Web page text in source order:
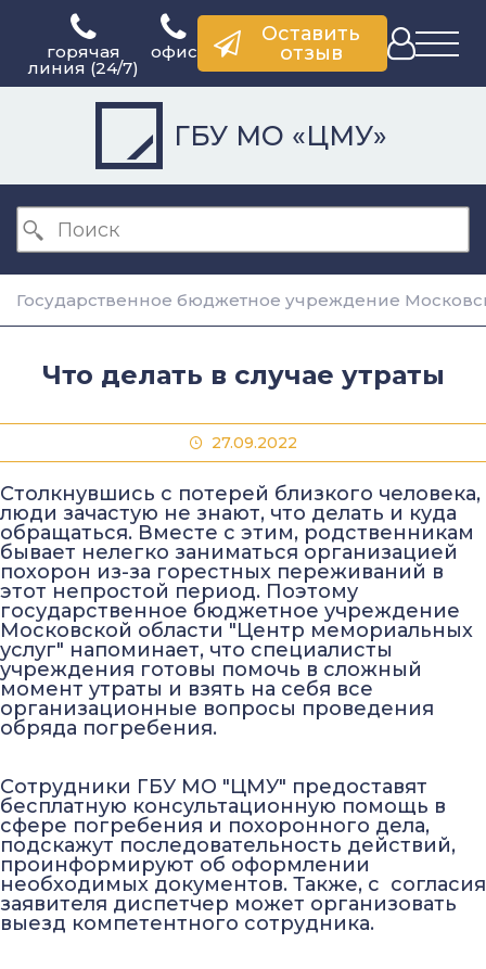
горячая
линия (24/7)
офис
Оставить
отзыв
ГБУ МО «ЦМУ»
Государственное бюджетное учреждение
Что делать в случае утраты
27.09.2022
Столкнувшись с потерей близкого человека,
люди зачастую не знают, что делать и куда
обращаться. Вместе с этим, родственникам
бывает нелегко заниматься организацией
похорон из-за горестных переживаний в
этот непростой период. Поэтому
государственное бюджетное учреждение
Московской области "Центр мемориальных
услуг" напоминает, что специалисты
учреждения готовы помочь в сложный
момент утраты и взять на себя все
организационные вопросы проведения
обряда погребения.
Сотрудники ГБУ МО "ЦМУ" предоставят
бесплатную консультационную помощь в
сфере погребения и похоронного дела,
подскажут последовательность действий,
проинформируют об оформлении
необходимых документов. Также, с согласия
заявителя диспетчер может организовать
выезд компетентного сотрудника.